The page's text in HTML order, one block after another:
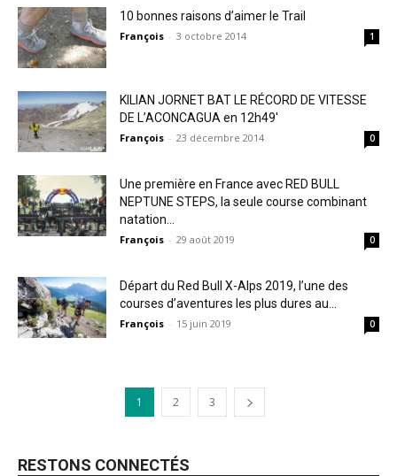
10 bonnes raisons d’aimer le Trail
François - 3 octobre 2014 1
KILIAN JORNET BAT LE RÉCORD DE VITESSE
DE L’ACONCAGUA en 12h49′
François - 23 décembre 2014 0
Une première en France avec RED BULL
NEPTUNE STEPS, la seule course combinant
natation...
François - 29 août 2019 0
Départ du Red Bull X-Alps 2019, l’une des
courses d’aventures les plus dures au...
François - 15 juin 2019 0
1 2 3
RESTONS CONNECTÉS